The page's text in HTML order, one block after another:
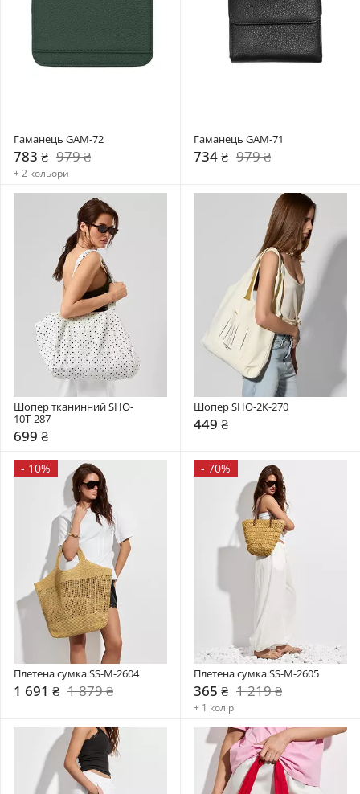
Гаманець GAM-72
783 ₴ 979 ₴
+ 2 кольори
Гаманець GAM-71
734 ₴ 979 ₴
Шопер тканинний SHO-
10Т-287
699 ₴
Шопер SHO-2К-270
449 ₴
- 10%
Плетена сумка SS-M-2604
1 691 ₴ 1 879 ₴
- 70%
Плетена сумка SS-M-2605
365 ₴ 1 219 ₴
+ 1 колір